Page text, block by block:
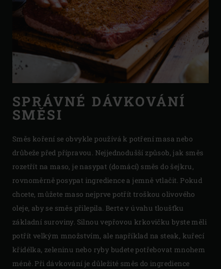
SPRÁVNÉ DÁVKOVÁNÍ
SMĚSI
Směs koření se obvykle používá k potření masa nebo
drůbeže před přípravou. Nejjednodušší způsob, jak směs
rozetřít na maso, je nasypat (domácí) směs do šejkru,
rovnoměrně posypat ingredience a jemně vtlačit. Pokud
chcete, můžete maso nejprve potřít troškou olivového
oleje, aby se směs přilepila. Berte v úvahu tloušťku
základní suroviny. Silnou vepřovou krkovičku byste měli
potřít velkým množstvím, ale například na steak, kuřecí
křidélka, zeleninu nebo ryby budete potřebovat mnohem
méně. Při dávkování je důležité směs do ingredience